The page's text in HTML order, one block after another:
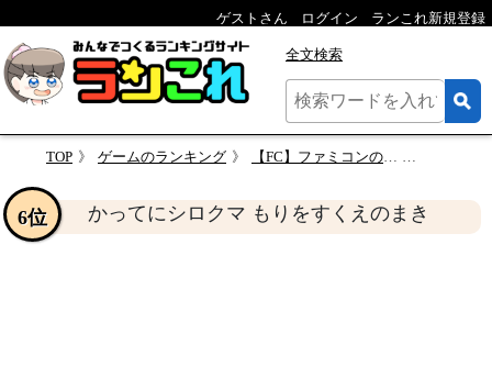
ゲストさん ログイン ランこれ新規登録
全文検索
TOP ゲームのランキング 【FC】ファミコンのアドベンチャー・ゲーム人気投票【ADV】
かってにシロクマ もりをすくえのまき
6位